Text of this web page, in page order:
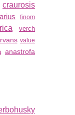
craurosis
finom
verch
value
anastrofa